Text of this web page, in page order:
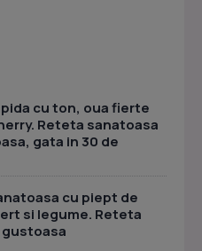
cu ton, oua fierte
Reteta sanatoasa
gata in 30 de
cu piept de
si legume. Reteta
gustoasa